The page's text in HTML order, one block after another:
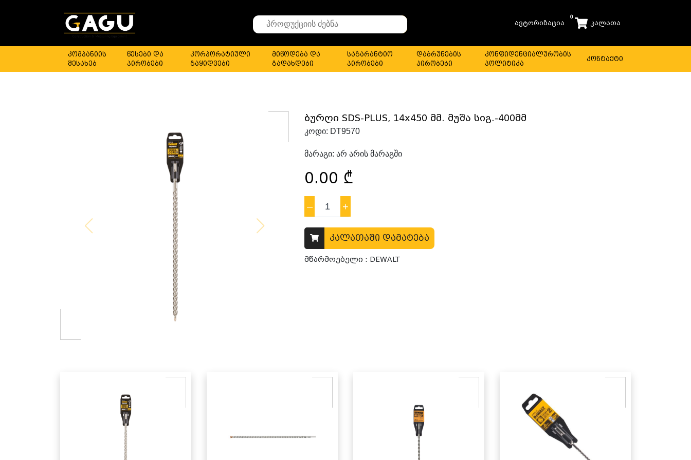
Search
for
ავტორიზაცია
0
კალათა
კომპანიის
შესახებ
წესები და
პირობები
კორპორატიული
გაყიდვები
მიწოდება და
გადახდები
საგარანტიო
პირობები
დაბრუნების
პირობები
კონფიდენციალურობის
პოლიტიკა
კონტაქტი
ბურღი SDS-PLUS, 14x450 მმ. მუშა სიგ.-400მმ
კოდი: DT9570
მარაგი: არ არის მარაგში
0.00 ₾
– 1 +
კალათაში დამატება
მწარმოებელი : DEWALT